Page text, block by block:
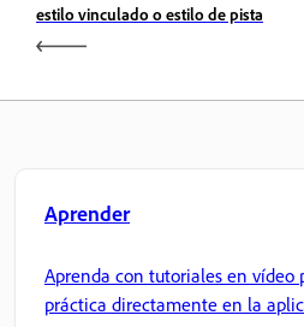
estilo vinculado o estilo de pista
Aprender
Aprenda con tutoriales en vídeo
práctica directamente en la